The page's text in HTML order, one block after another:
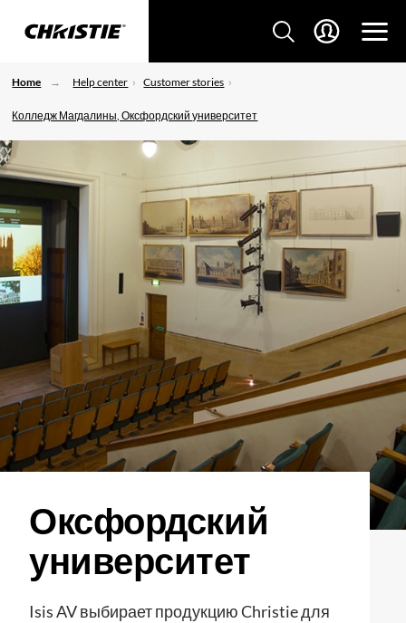
Home Help center Customer stories
Колледж Магдалины, Оксфордский университет
Оксфордский
университет
Isis AV выбирает продукцию Christie для